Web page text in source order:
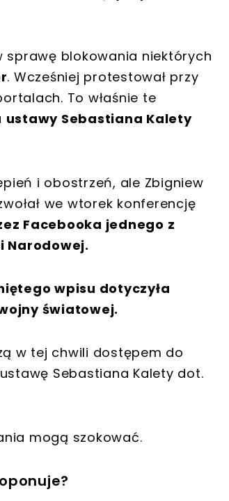
sprawę blokowania niektórych
. Wcześniej protestował przy
To właśnie te
ustawy Sebastiana Kalety
i obostrzeń, ale Zbigniew
we wtorek konferencję
Facebooka jednego z
Narodowej.
wpisu dotyczyła
światowej.
w tej chwili dostępem do
Sebastiana Kalety dot.
mogą szokować.